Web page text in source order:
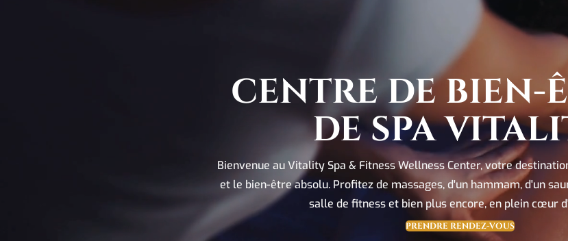
CENTRE DE BIEN-
DE SPA
Bienvenue au Vitality Spa & Fitness Wellness Center, votre
et le bien-être absolu. Profitez de massages, d'un hammam, d'un
salle de fitness et bien plus encore, en plein cœur
PRENDRE RENDEZ-VOUS